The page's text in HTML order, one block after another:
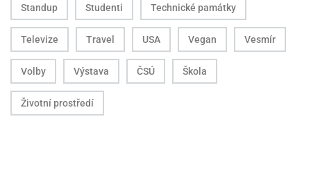
Standup Studenti Technické památky
Televize Travel USA Vegan Vesmír
Volby Výstava ČSÚ Škola
Životní prostředí